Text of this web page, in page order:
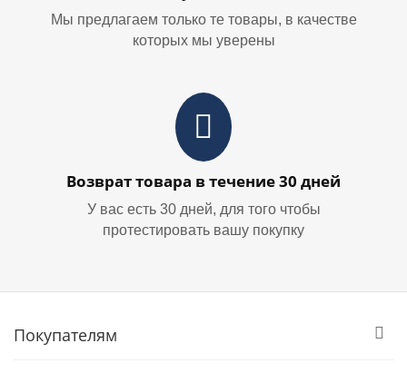
Мы предлагаем только те товары, в качестве
которых мы уверены
Возврат товара в течение 30 дней
У вас есть 30 дней, для того чтобы
протестировать вашу покупку
Покупателям